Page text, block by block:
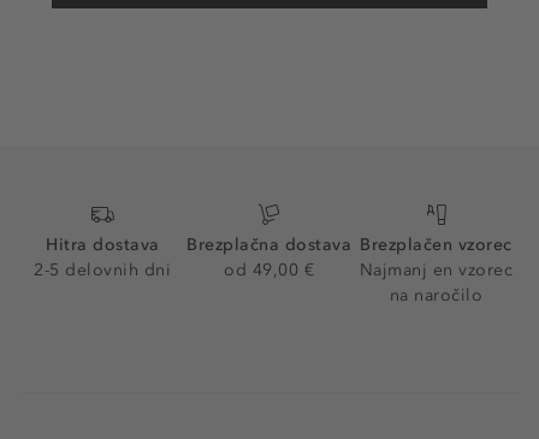
Hitra dostava
2-5 delovnih dni
Brezplačna dostava
od 49,00 €
Brezplačen vzorec
Najmanj en vzorec
na naročilo